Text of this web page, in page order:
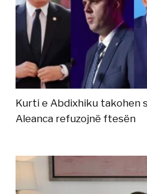
Kurti e Abdixhiku takohen
Aleanca refuzojnë ftesën